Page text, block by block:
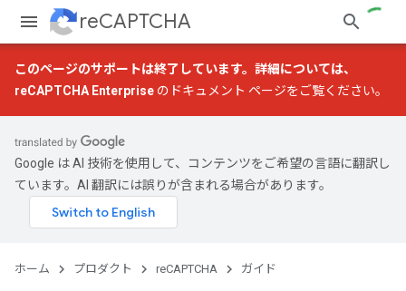
reCAPTCHA
このページのサポートは終了しています。詳細については、
reCAPTCHA Enterprise のドキュメント ページをご覧ください。
Google は AI 技術を使用して、コンテンツをご希望の言語に翻訳し
ています。AI 翻訳には誤りが含まれる場合があります。
ホーム プロダクト reCAPTCHA ガイド